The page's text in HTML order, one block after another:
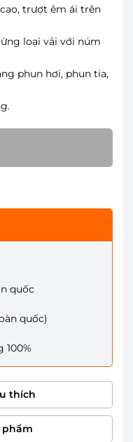
trượt êm ái trên
loại vải với núm
phun hơi, phun tia,
quốc
quốc)
100%
thích